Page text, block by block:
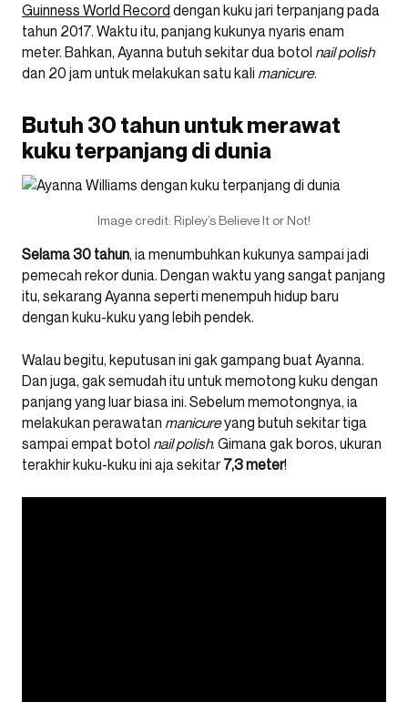
Guinness World Record dengan kuku jari terpanjang pada
tahun 2017. Waktu itu, panjang kukunya nyaris enam
meter. Bahkan, Ayanna butuh sekitar dua botol nail polish
dan 20 jam untuk melakukan satu kali manicure.
Butuh 30 tahun untuk merawat
kuku terpanjang di dunia
Image credit: Ripley’s Believe It or Not!
Selama 30 tahun, ia menumbuhkan kukunya sampai jadi
pemecah rekor dunia. Dengan waktu yang sangat panjang
itu, sekarang Ayanna seperti menempuh hidup baru
dengan kuku-kuku yang lebih pendek.
Walau begitu, keputusan ini gak gampang buat Ayanna.
Dan juga, gak semudah itu untuk memotong kuku dengan
panjang yang luar biasa ini. Sebelum memotongnya, ia
melakukan perawatan manicureyang butuh sekitar tiga
sampai empat botol nail polish. Gimana gak boros, ukuran
terakhir kuku-kuku ini aja sekitar 7,3 meter!